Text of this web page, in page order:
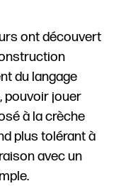
ont découvert
du langage
pouvoir jouer
à la crèche
plus tolérant à
avec un